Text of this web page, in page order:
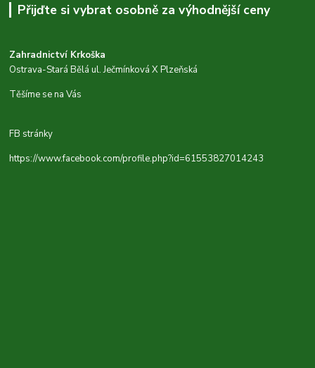
Přijďte si vybrat osobně za výhodnější ceny
Zahradnictví Krkoška
Ostrava-Stará Bělá ul. Ječmínková X Plzeňská
Těšíme se na Vás
FB stránky
https://www.facebook.com/profile.php?id=61553827014243